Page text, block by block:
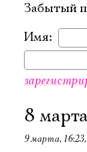
Забытый
Имя:
8
9 марта, 16:23,